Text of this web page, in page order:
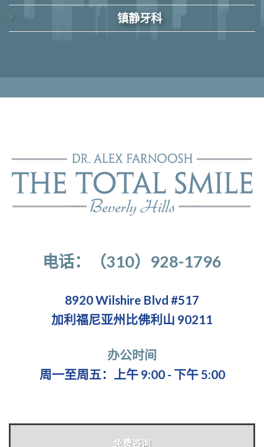
镇静牙科
电话：（310）928-1796
8920 Wilshire Blvd #517
加利福尼亚州比佛利山 90211
办公时间
周一至周五：上午 9:00 - 下午 5:00
免费咨询